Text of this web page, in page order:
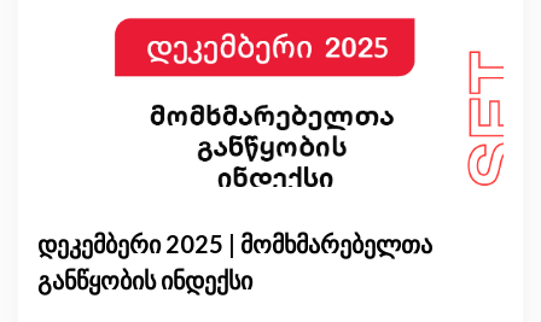
დეკემბერი 2025 | მომხმარებელთა
განწყობის ინდექსი